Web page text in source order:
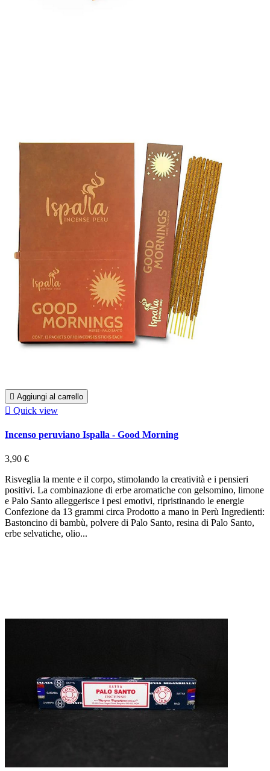
 Aggiungi al carrello
 Quick view
Incenso peruviano Ispalla - Good Morning
3,90 €
Risveglia la mente e il corpo, stimolando la creatività e i pensieri
positivi. La combinazione di erbe aromatiche con gelsomino, limone
e Palo Santo alleggerisce i pesi emotivi, ripristinando le energie
Confezione da 13 grammi circa Prodotto a mano in Perù Ingredienti:
Bastoncino di bambù, polvere di Palo Santo, resina di Palo Santo,
erbe selvatiche, olio...